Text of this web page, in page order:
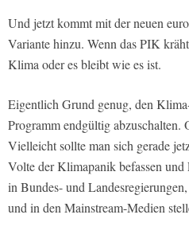
Und jetzt kommt mit der neuen
Variante hinzu. Wenn das PIK
Klima oder es bleibt wie es ist.
Eigentlich Grund genug, den
Programm endgültig
Vielleicht sollte man sich gerade
Volte der Klimapanik befassen und
in Bundes- und
und in den Mainstream-Medien